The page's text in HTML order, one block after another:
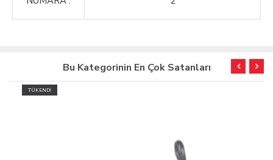
Bu Kategorinin En Çok Satanları
TÜKENDİ